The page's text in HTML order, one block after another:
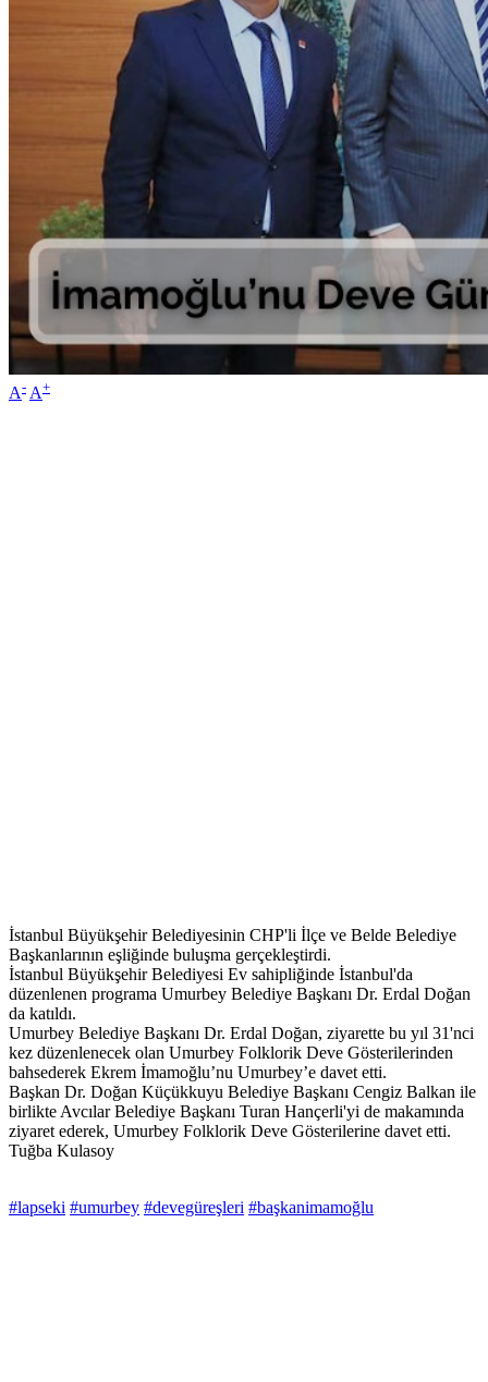
A- A+
İstanbul Büyükşehir Belediyesinin CHP'li İlçe ve Belde Belediye
Başkanlarının eşliğinde buluşma gerçekleştirdi.
İstanbul Büyükşehir Belediyesi Ev sahipliğinde İstanbul'da
düzenlenen programa Umurbey Belediye Başkanı Dr. Erdal Doğan
da katıldı.
Umurbey Belediye Başkanı Dr. Erdal Doğan, ziyarette bu yıl 31'nci
kez düzenlenecek olan Umurbey Folklorik Deve Gösterilerinden
bahsederek Ekrem İmamoğlu’nu Umurbey’e davet etti.
Başkan Dr. Doğan Küçükkuyu Belediye Başkanı Cengiz Balkan ile
birlikte Avcılar Belediye Başkanı Turan Hançerli'yi de makamında
ziyaret ederek, Umurbey Folklorik Deve Gösterilerine davet etti.
Tuğba Kulasoy
#lapseki #umurbey #devegüreşleri #başkanimamoğlu